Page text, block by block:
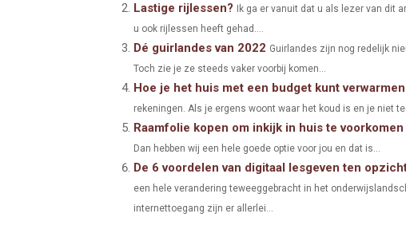
O
Lastige rijlessen? Ik ga er vanuit dat u als lezer van dit
u ook rijlessen heeft gehad....
Dé guirlandes van 2022 Guirlandes zijn nog redelijk
Toch zie je ze steeds vaker voorbij komen...
Hoe je het huis met een budget kunt verwarmen
rekeningen. Als je ergens woont waar het koud is en je niet
Raamfolie kopen om inkijk in huis te voorkomen
Dan hebben wij een hele goede optie voor jou en dat is...
De 6 voordelen van digitaal lesgeven ten
een hele verandering teweeggebracht in het
internettoegang zijn er allerlei...